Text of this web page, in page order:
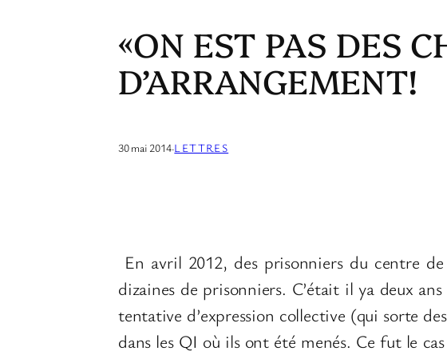
«ON EST PAS DES
D’ARRANGEMENT!
30 mai 2014·LETTRES
En avril 2012, des prisonniers du centre
dizaines de prisonniers. C’était il ya deux
tentative d’expression collective (qui sorte
dans les QI où ils ont été menés. Ce fut le